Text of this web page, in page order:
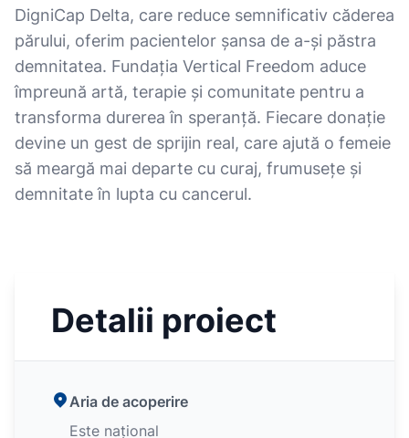
DigniCap Delta, care reduce semnificativ căderea
părului, oferim pacientelor șansa de a-și păstra
demnitatea. Fundația Vertical Freedom aduce
împreună artă, terapie și comunitate pentru a
transforma durerea în speranță. Fiecare donație
devine un gest de sprijin real, care ajută o femeie
să meargă mai departe cu curaj, frumusețe și
demnitate în lupta cu cancerul.
Detalii proiect
Aria de acoperire
Este național